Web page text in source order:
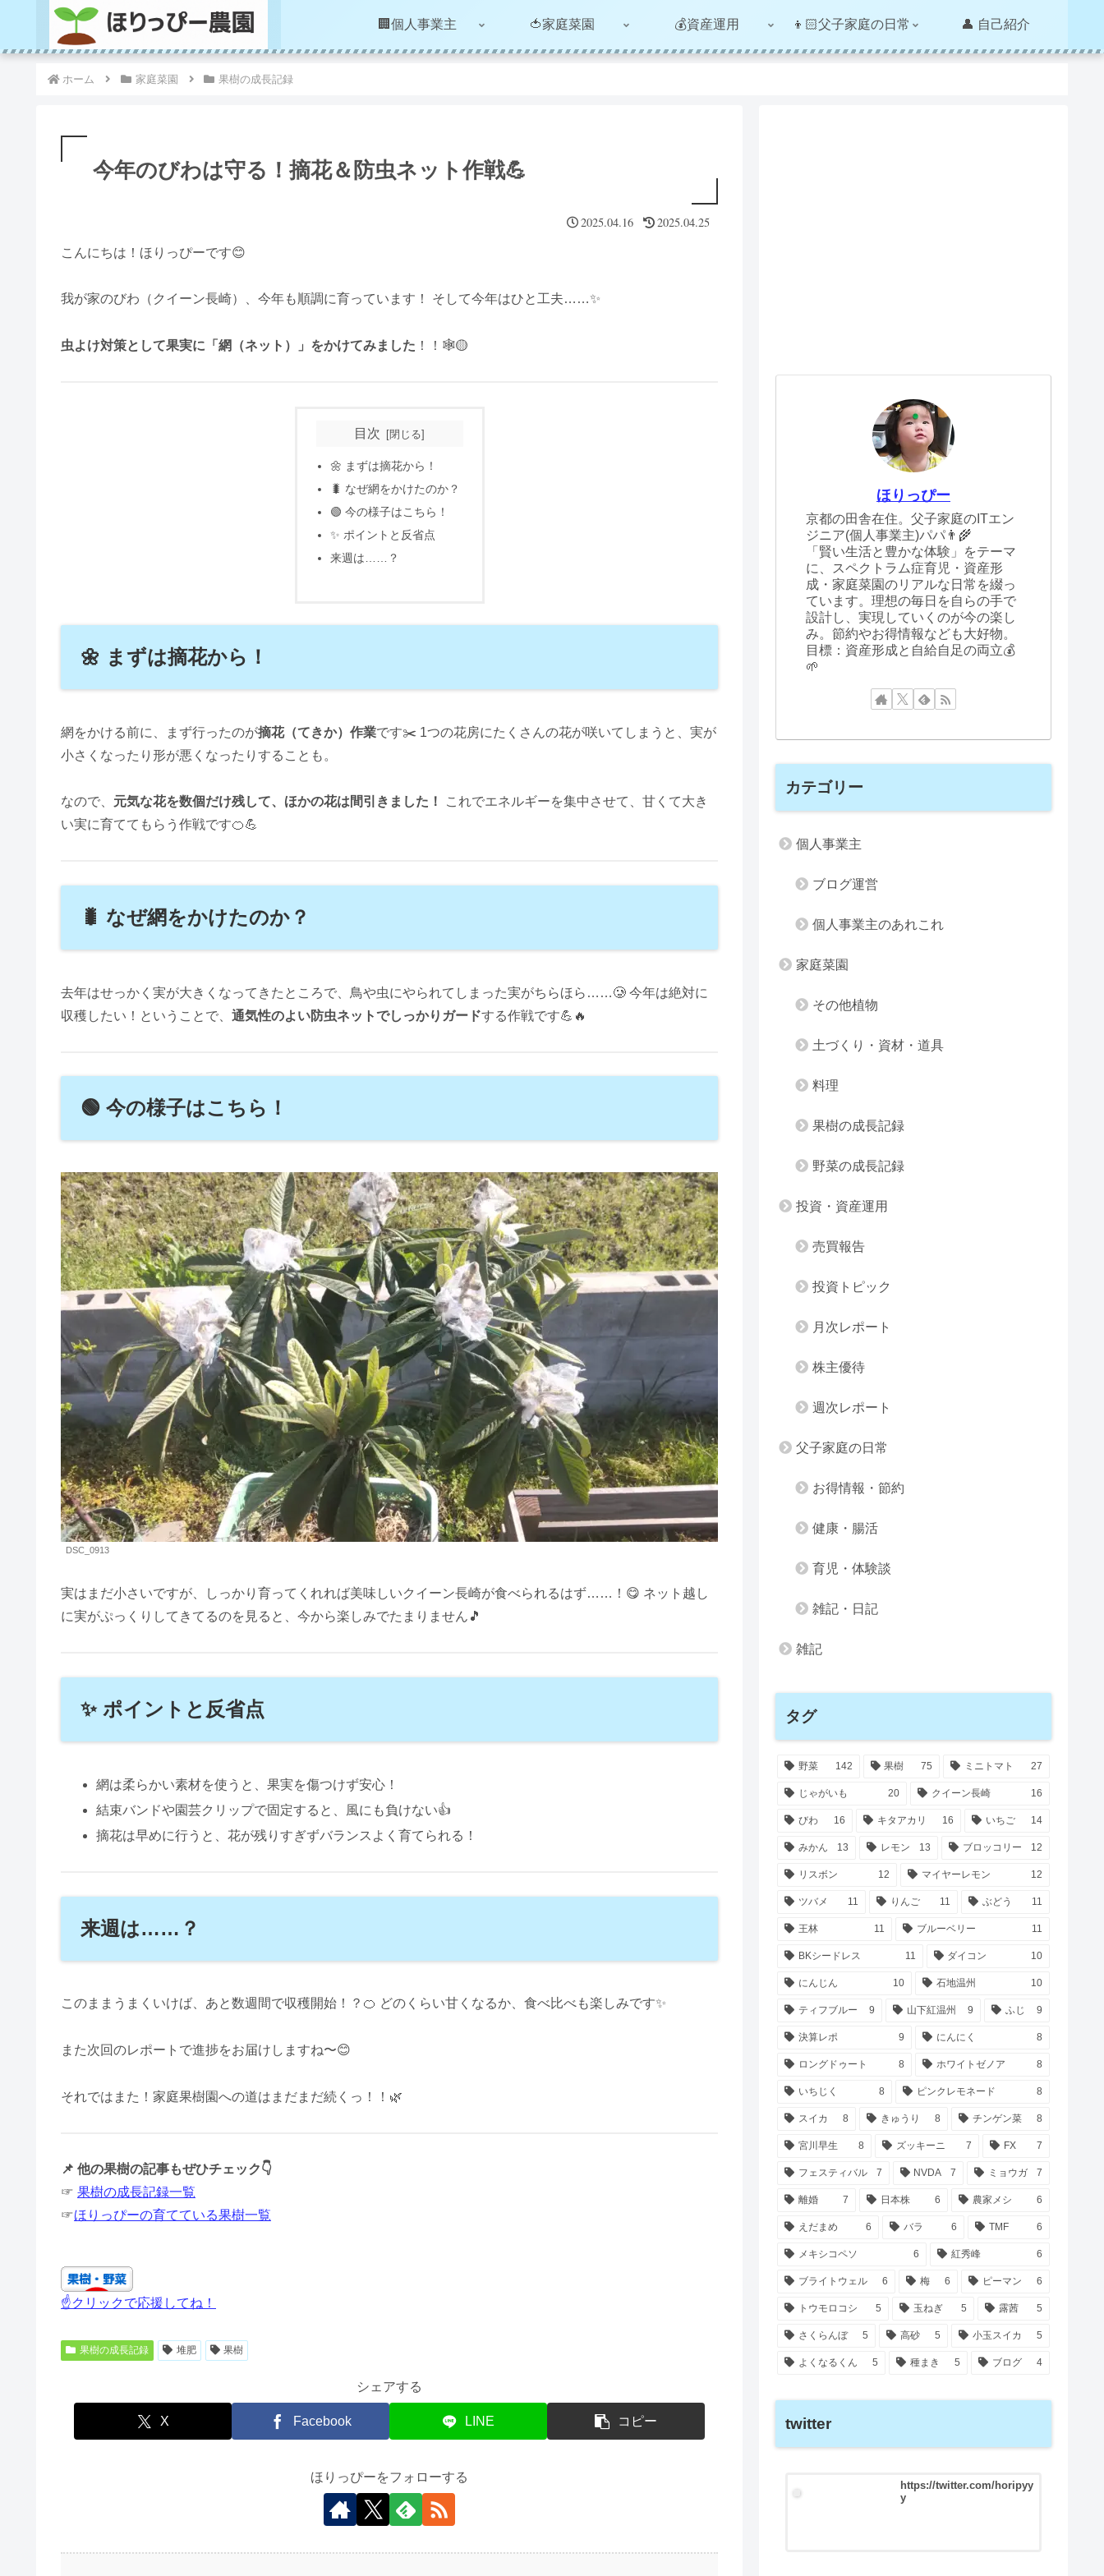
🏢個人事業主 🍅家庭菜園 💰資産運用 👦🏻父子家庭の日常 👤 自己紹介
ホーム 家庭菜園 果樹の成長記録
今年のびわは守る！摘花＆防虫ネット作戦💪
2025.04.16 2025.04.25
こんにちは！ほりっぴーです😊
我が家のびわ（クイーン長崎）、今年も順調に育っています！ そして今年はひと工夫……✨
虫よけ対策として果実に「網（ネット）」をかけてみました ！！🕸️🟡
目次
🌼 まずは摘花から！
🐛 なぜ網をかけたのか？
🟢 今の様子はこちら！
✨ ポイントと反省点
来週は……？
🌼 まずは摘花から！
網をかける前に、まず行ったのが摘花（てきか）作業です✂️ 1つの花房にたくさんの花が咲いてしまうと、実が
小さくなったり形が悪くなったりすることも。
なので、 元気な花を数個だけ残して、ほかの花は間引きました！
これでエネルギーを集中させて、甘くて大き
い実に育ててもらう作戦です🍊💪
🐛 なぜ網をかけたのか？
去年はせっかく実が大きくなってきたところで、鳥や虫にやられてしまった実がちらほら……🥲 今年は絶対に
収穫したい！ということで、 通気性のよい防虫ネットでしっかりガードする作戦です💪🔥
🟢 今の様子はこちら！
DSC_0913
実はまだ小さいですが、しっかり育ってくれれば美味しいクイーン長崎が食べられるはず……！😋 ネット越し
に実がぷっくりしてきてるのを見ると、今から楽しみでたまりません🎵
✨ ポイントと反省点
網は柔らかい素材を使うと、果実を傷つけず安心！
結束バンドや園芸クリップで固定すると、風にも負けない👍
摘花は早めに行うと、花が残りすぎずバランスよく育てられる！
来週は……？
このままうまくいけば、あと数週間で収穫開始！？🍊 どのくらい甘くなるか、食べ比べも楽しみです✨
また次回のレポートで進捗をお届けしますね〜😊
それではまた！家庭果樹園への道はまだまだ続くっ！！🌿
📌 他の果樹の記事もぜひチェック👇
☞ 果樹の成長記録一覧
☞ほりっぴーの育てている果樹一覧
☝クリックで応援してね！
果樹の成長記録 堆肥 果樹
シェアする
X Facebook LINE コピー
ほりっぴーをフォローする
ほりっぴー
京都の田舎在住。父子家庭のITエン
ジニア(個人事業主)パパ👨‍🌾
「賢い生活と豊かな体験」をテーマ
に、スペクトラム症育児・資産形
成・家庭菜園のリアルな日常を綴っ
ています。理想の毎日を自らの手で
設計し、実現していくのが今の楽し
み。節約やお得情報なども大好物。
目標：資産形成と自給自足の両立💰
🌱
カテゴリー
個人事業主
ブログ運営
個人事業主のあれこれ
家庭菜園
その他植物
土づくり・資材・道具
料理
果樹の成長記録
野菜の成長記録
投資・資産運用
売買報告
投資トピック
月次レポート
株主優待
週次レポート
父子家庭の日常
お得情報・節約
健康・腸活
育児・体験談
雑記・日記
雑記
タグ
野菜 142 果樹 75 ミニトマト 27
じゃがいも 20 クイーン長崎 16
びわ 16 キタアカリ 16 いちご 14
みかん 13 レモン 13 ブロッコリー 12
リスボン 12 マイヤーレモン 12
ツバメ 11 りんご 11 ぶどう 11
王林 11 ブルーベリー 11
BKシードレス 11 ダイコン 10
にんじん 10 石地温州 10
ティフブルー 9 山下紅温州 9 ふじ 9
決算レポ 9 にんにく 8
ロングドゥート 8 ホワイトゼノア 8
いちじく 8 ピンクレモネード 8
スイカ 8 きゅうり 8 チンゲン菜 8
宮川早生 8 ズッキーニ 7 FX 7
フェスティバル 7 NVDA 7 ミョウガ 7
離婚 7 日本株 6 農家メシ 6
えだまめ 6 バラ 6 TMF 6
メキシコペソ 6 紅秀峰 6
ブライトウェル 6 梅 6 ピーマン 6
トウモロコシ 5 玉ねぎ 5 露茜 5
さくらんぼ 5 高砂 5 小玉スイカ 5
よくなるくん 5 種まき 5 ブログ 4
twitter
https://twitter.com/horipyy
y